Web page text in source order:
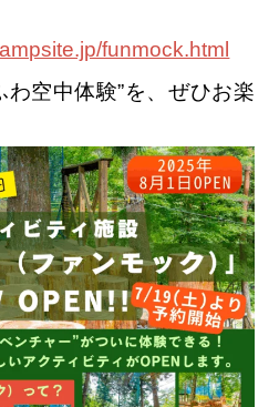
funmock.html
わ空中体験”を、ぜひお楽